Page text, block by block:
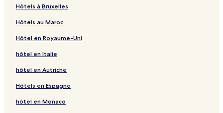
Hôtels à Bruxelles
Hôtels au Maroc
Hôtel en Royaume-Uni
hôtel en Italie
hôtel en Autriche
Hôtels en Espagne
hôtel en Monaco